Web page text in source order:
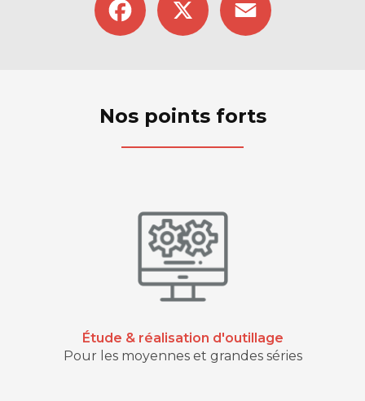
Nos points forts
Étude & réalisation d'outillage
Pour les moyennes et grandes séries